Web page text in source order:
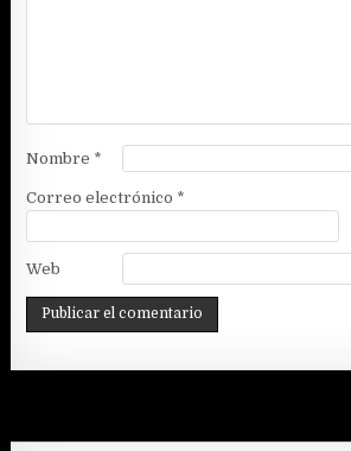
Nombre *
Correo electrónico *
Web